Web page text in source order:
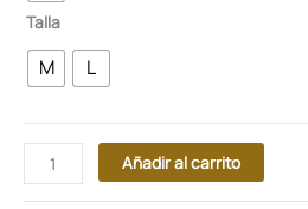
Talla
M L
Añadir al carrito